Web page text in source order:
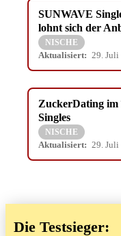
SUNWAVE
lohnt sich der
NISCHE
Aktualisiert: 29. Juli
ZuckerDating im
Singles
NISCHE
Aktualisiert: 29. Juli
Die Testsieger: